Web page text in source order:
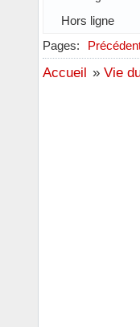
Hors ligne
Pages:
Accueil » Vie